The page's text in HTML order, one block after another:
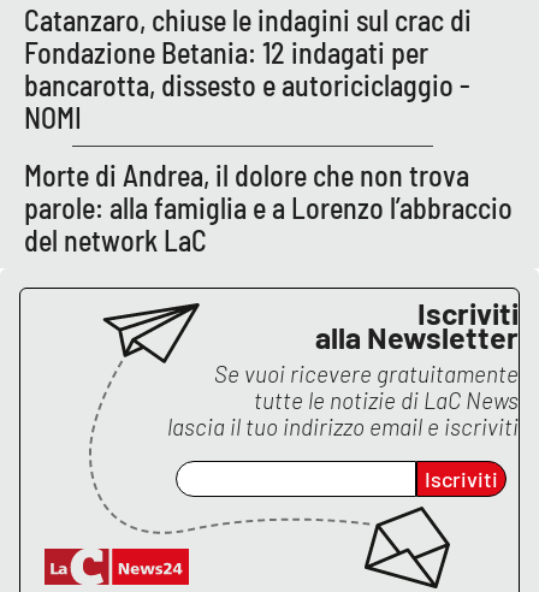
Catanzaro, chiuse le indagini sul crac di
Fondazione Betania: 12 indagati per
bancarotta, dissesto e autoriciclaggio -
NOMI
Morte di Andrea, il dolore che non trova
parole: alla famiglia e a Lorenzo l’abbraccio
del network LaC
Iscriviti
alla Newsletter
Se vuoi ricevere gratuitamente
tutte le notizie di LaC News
lascia il tuo indirizzo email e iscriviti
Iscriviti